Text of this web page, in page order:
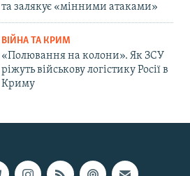
та залякує «мінними атаками»
ВІЙНА ТА КРИМ
«Полювання на колони». Як ЗСУ
ріжуть військову логістику Росії в
Криму